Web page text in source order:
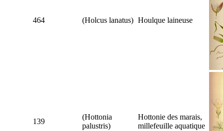
464 (Holcus lanatus) Houlque laineuse
139
(Hottonia
palustris)
Hottonie des marais,
millefeuille aquatique